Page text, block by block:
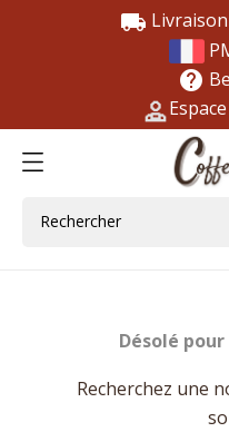
local_shipping
help
Désolé
Recherchez une